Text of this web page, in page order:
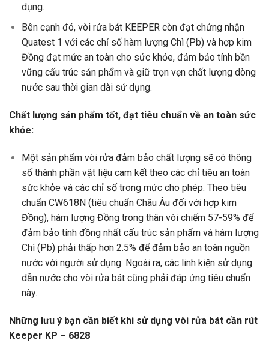
dụng.
Bên cạnh đó, vòi rửa bát KEEPER còn đạt chứng nhận
Quatest 1 với các chỉ số hàm lượng Chì (Pb) và hợp kim
Đồng đạt mức an toàn cho sức khỏe, đảm bảo tính bền
vững cấu trúc sản phẩm và giữ trọn vẹn chất lượng dòng
nước sau thời gian dài sử dụng.
Chất lượng sản phẩm tốt, đạt tiêu chuẩn về an toàn sức
khỏe:
Một sản phẩm vòi rửa đảm bảo chất lượng sẽ có thông
số thành phần vật liệu cam kết theo các chỉ tiêu an toàn
sức khỏe và các chỉ số trong mức cho phép. Theo tiêu
chuẩn CW618N (tiêu chuẩn Châu Âu đối với hợp kim
Đồng), hàm lượng Đồng trong thân vòi chiếm 57-59% để
đảm bảo tính đồng nhất cấu trúc sản phẩm và hàm lượng
Chì (Pb) phải thấp hơn 2.5% để đảm bảo an toàn nguồn
nước với người sử dụng. Ngoài ra, các linh kiện sử dụng
dẫn nước cho vòi rửa bát cũng phải đáp ứng tiêu chuẩn
này.
Những lưu ý bạn cần biết khi sử dụng vòi rửa bát cần rút
Keeper KP – 6828